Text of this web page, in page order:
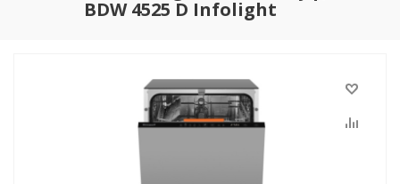
BDW 4525 D Infolight